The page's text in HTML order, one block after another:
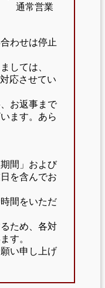
通常営業
わせは停止
しては、
応させてい
お返事まで
ます。あら
間」および
を含んでお
間をいただ
ため、各対
す。
い申し上げ